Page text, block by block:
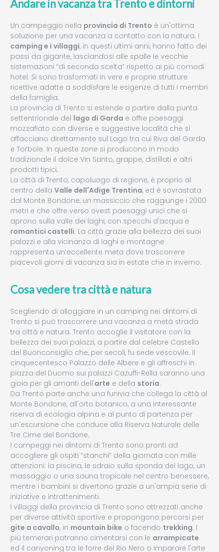
Andare in vacanza tra Trento e dintorni
Un campeggio nella provincia di Trento è un'ottima
soluzione per una vacanza a contatto con la natura. I
camping e i villaggi, in questi ultimi anni, hanno fatto dei
passi da gigante, lasciandosi alle spalle le vecchie
sistemazioni “di seconda scelta” rispetto ai più comodi
hotel. Si sono trasformati in vere e proprie strutture
ricettive adatte a soddisfare le esigenze di tutti i membri
della famiglia.
La provincia di Trento si estende a partire dalla punta
settentrionale del lago di Garda e offre paesaggi
mozzafiato con diverse e suggestive località che si
affacciano direttamente sul Lago tra cui Riva del Garda
e Torbole. In queste zone si producono in modo
tradizionale il dolce Vin Santo, grappe, distillati e altri
prodotti tipici.
La città di Trento, capoluogo di regione, è proprio al
centro della Valle dell'Adige Trentina, ed è sovrastata
dal Monte Bondone, un massiccio che raggiunge i 2000
metri e che offre verso ovest paesaggi unici che si
aprono sulla valle dei laghi, con specchi d'acqua e
romantici castelli. La città grazie alla bellezza dei suoi
palazzi e alla vicinanza di laghi e montagne
rappresenta un’eccellente meta dove trascorrere
piacevoli giorni di vacanza sia in estate che in inverno.
Cosa vedere tra città e natura
Scegliendo di alloggiare in un camping nei dintorni di
Trento si può trascorrere una vacanza a metà strada
tra città e natura. Trento accoglie il visitatore con la
bellezza dei suoi palazzi, a partire dal celebre Castello
del Buonconsiglio che, per secoli, fu sede vescovile. Il
cinquecentesco Palazzo delle Albere e gli affreschi in
piazza del Duomo sui palazzi Cazuffi-Rella saranno una
gioia per gli amanti dell'arte e della storia.
Da Trento parte anche una funivia che collega la città al
Monte Bondone, all'orto botanico, a una interessante
riserva di ecologia alpina e al punto di partenza per
un'escursione che conduce alla Riserva Naturale delle
Tre Cime del Bondone.
I campeggi nei dintorni di Trento sono pronti ad
accogliere gli ospiti “stanchi” della giornata con mille
attenzioni: la piscina, le sdraio sulla sponda del lago, un
massaggio o una sauna tropicale nel centro benessere,
mentre i bambini si divertono grazie a un'ampia serie di
iniziative e intrattenimenti.
I villaggi della provincia di Trento sono attrezzati anche
per diverse attività sportive e propongono percorsi per
gite a cavallo, in mountain bike o facendo trekking. I
più temerari potranno cimentarsi con le arrampicate
ed il canyoning tra le forre del Rio Nero o imparare l'arte